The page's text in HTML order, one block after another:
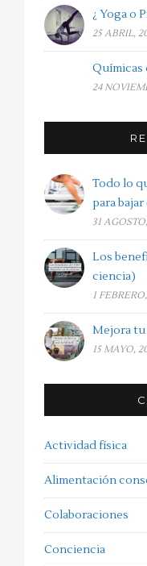
¿ Yoga o
25 ABRIL,
Químicas
24
Todo lo
para
31
Los
ciencia)
1
Mejora
15 MAYO,
Actividad física
Alimentación
Colaboraciones
Conciencia